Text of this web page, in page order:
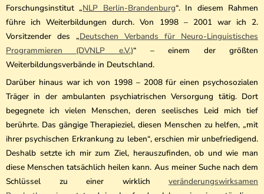
Forschungsinstitut „NLP Berlin-Brandenburg“. In diesem Rahmen
führe ich Weiterbildungen durch. Von 1998 – 2001 war ich 2.
Vorsitzender des „Deutschen Verbands für Neuro-Linguistisches
Programmieren (DVNLP e.V.)“ – einem der größten
Weiterbildungsverbände in Deutschland.
Darüber hinaus war ich von 1998 – 2008 für einen psychosozialen
Träger in der ambulanten psychiatrischen Versorgung tätig. Dort
begegnete ich vielen Menschen, deren seelisches Leid mich tief
berührte. Das gängige Therapieziel, diesen Menschen zu helfen, „mit
ihrer psychischen Erkrankung zu leben“, erschien mir unbefriedigend.
Deshalb setzte ich mir zum Ziel, herauszufinden, ob und wie man
diese Menschen tatsächlich heilen kann. Aus meiner Suche nach dem
Schlüssel zu einer wirklich veränderungswirksamen